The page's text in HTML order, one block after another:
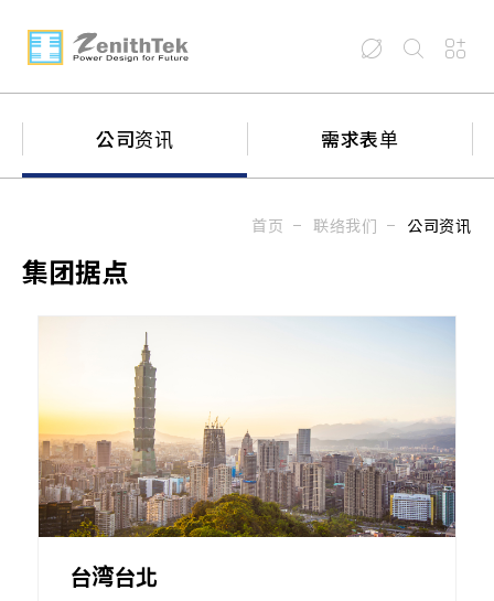
公司资讯 需求表单
首页 联络我们 公司资讯
集团据点
台湾台北